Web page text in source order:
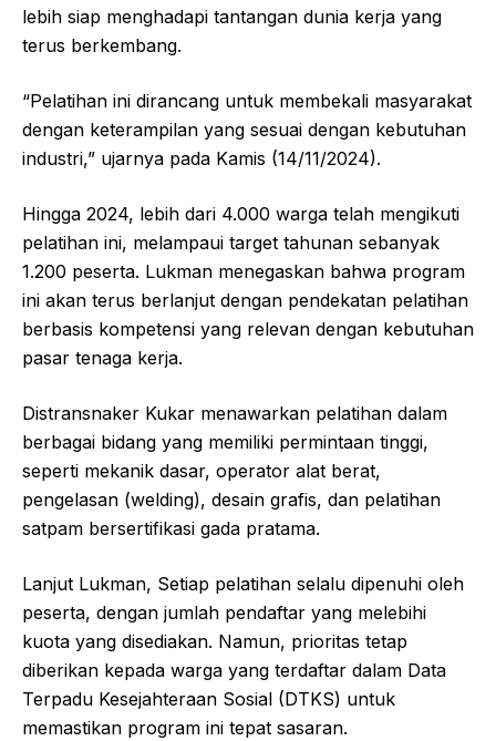
lebih siap menghadapi tantangan dunia kerja yang
terus berkembang.
“Pelatihan ini dirancang untuk membekali masyarakat
dengan keterampilan yang sesuai dengan kebutuhan
industri,” ujarnya pada Kamis (14/11/2024).
Hingga 2024, lebih dari 4.000 warga telah mengikuti
pelatihan ini, melampaui target tahunan sebanyak
1.200 peserta. Lukman menegaskan bahwa program
ini akan terus berlanjut dengan pendekatan pelatihan
berbasis kompetensi yang relevan dengan kebutuhan
pasar tenaga kerja.
Distransnaker Kukar menawarkan pelatihan dalam
berbagai bidang yang memiliki permintaan tinggi,
seperti mekanik dasar, operator alat berat,
pengelasan (welding), desain grafis, dan pelatihan
satpam bersertifikasi gada pratama.
Lanjut Lukman, Setiap pelatihan selalu dipenuhi oleh
peserta, dengan jumlah pendaftar yang melebihi
kuota yang disediakan. Namun, prioritas tetap
diberikan kepada warga yang terdaftar dalam Data
Terpadu Kesejahteraan Sosial (DTKS) untuk
memastikan program ini tepat sasaran.